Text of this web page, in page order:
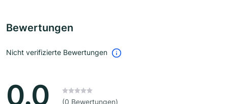
Bewertungen
Nicht verifizierte Bewertungen
0.0 (0 Bewertungen)